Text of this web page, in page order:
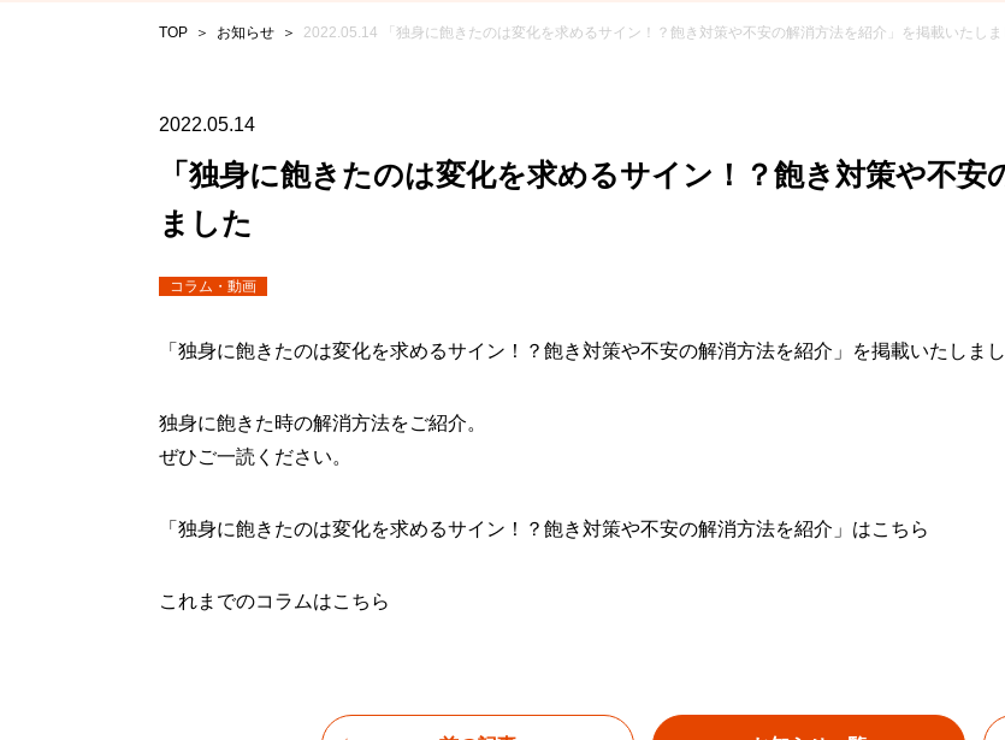
TOP お知らせ 2022.05.14 「独身に飽きたのは変化を求めるサイン！？飽き対策や不安の解消方法を紹介」を掲載いたしま
2022.05.14
「独身に飽きたのは変化を求めるサイン！？飽き対策や不
ました
コラム・動画
「独身に飽きたのは変化を求めるサイン！？飽き対策や不安の解消方法を紹介」を掲載いたしまし
独身に飽きた時の解消方法をご紹介。
ぜひご一読ください。
「独身に飽きたのは変化を求めるサイン！？飽き対策や不安の解消方法を紹介」はこちら
これまでのコラムはこちら